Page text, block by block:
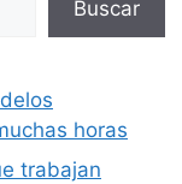
Buscar
horas
trabajan